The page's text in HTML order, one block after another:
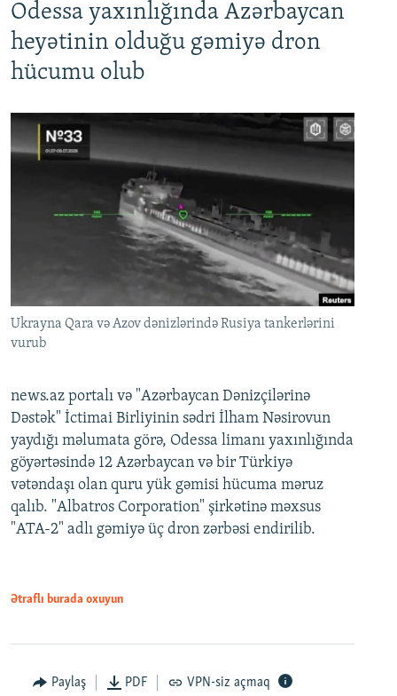
Odessa yaxınlığında Azərbaycan
heyətinin olduğu gəmiyə dron
hücumu olub
Ukrayna Qara və Azov dənizlərində Rusiya tankerlərini
vurub
news.az portalı və "Azərbaycan Dənizçilərinə
Dəstək" İctimai Birliyinin sədri İlham Nəsirovun
yaydığı məlumata görə, Odessa limanı yaxınlığında
göyərtəsində 12 Azərbaycan və bir Türkiyə
vətəndaşı olan quru yük gəmisi hücuma məruz
qalıb. "Albatros Corporation" şirkətinə məxsus
"ATA-2" adlı gəmiyə üç dron zərbəsi endirilib.
Ətraflı burada oxuyun
Paylaş PDF VPN-siz açmaq